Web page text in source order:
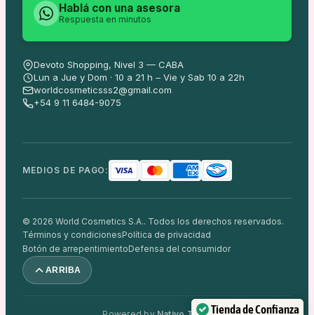
Hablá con una asesora
Respuesta en minutos
Devoto Shopping, Nivel 3 — CABA
Lun a Jue y Dom · 10 a 21 h – Vie y Sab 10 a 22h
worldcosmeticsss2@gmail.com
+54 9 11 6484-9075
MEDIOS DE PAGO:
© 2026 World Cosmetics S.A.. Todos los derechos reservados.
Términos y condicionesPolítica de privacidad
Botón de arrepentimientoDefensa del consumidor
ARRIBA
Tienda de Confianza